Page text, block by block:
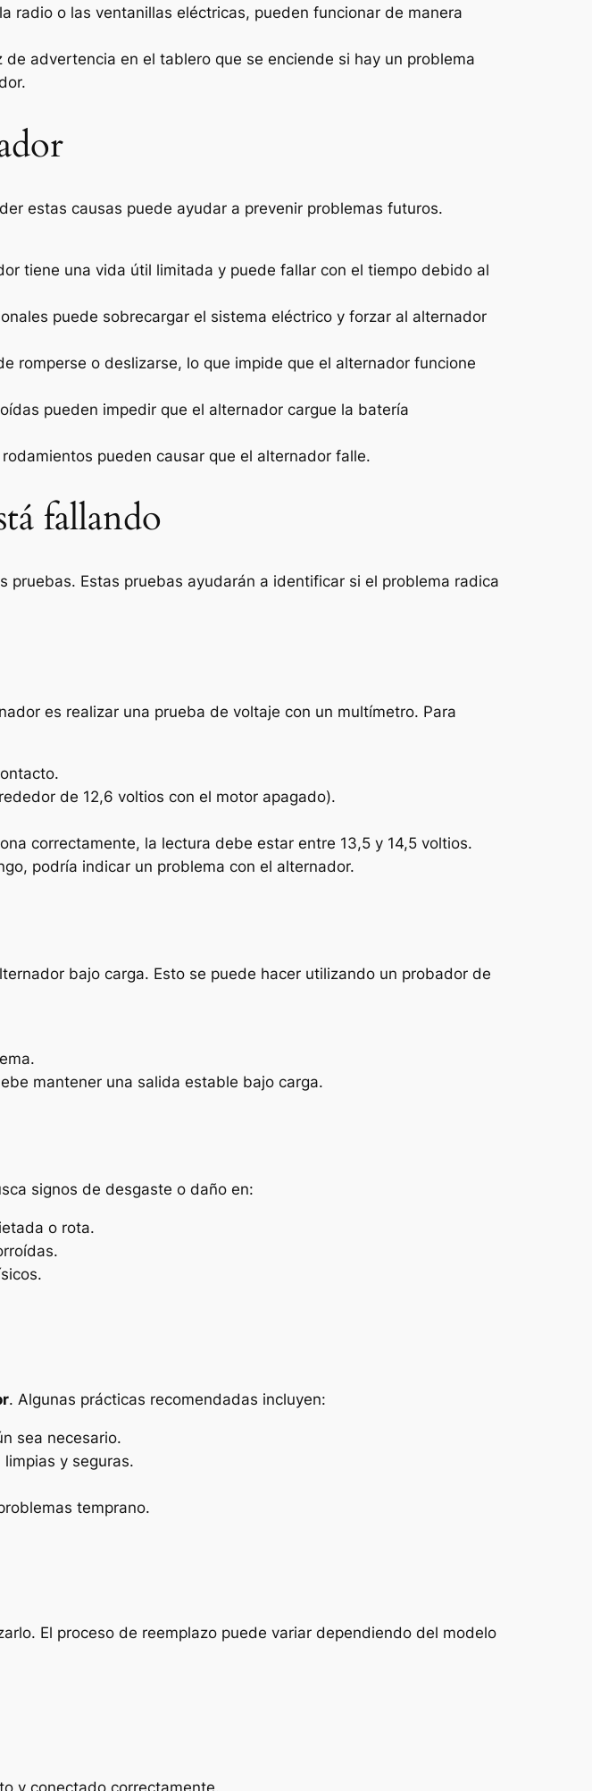
radio o las ventanillas eléctricas, pueden funcionar de manera
de advertencia en el tablero que se enciende si hay un problema
estas causas puede ayudar a prevenir problemas futuros.
tiene una vida útil limitada y puede fallar con el tiempo debido al
puede sobrecargar el sistema eléctrico y forzar al alternador
romperse o deslizarse, lo que impide que el alternador funcione
pueden impedir que el alternador cargue la batería
pueden causar que el alternador falle.
fallando
pruebas. Estas pruebas ayudarán a identificar si el problema radica
es realizar una prueba de voltaje con un multímetro. Para
de 12,6 voltios con el motor apagado).
correctamente, la lectura debe estar entre 13,5 y 14,5 voltios.
podría indicar un problema con el alternador.
bajo carga. Esto se puede hacer utilizando un probador de
mantener una salida estable bajo carga.
signos de desgaste o daño en:
o rota.
. Algunas prácticas recomendadas incluyen:
sea necesario.
y seguras.
temprano.
El proceso de reemplazo puede variar dependiendo del modelo